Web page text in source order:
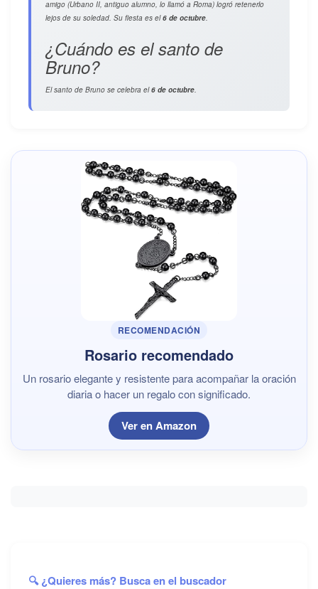
amigo (Urbano II, antiguo alumno, lo llamó a Roma) logró retenerlo
lejos de su soledad. Su fiesta es el6 de octubre.
¿Cuándo es el santo de
Bruno?
El santo de Bruno se celebra el6 de octubre.
RECOMENDACIÓN
Rosario recomendado
Un rosario elegante y resistente para acompañar la oración
diaria o hacer un regalo con significado.
Ver en Amazon
🔍 ¿Quieres más? Busca en el buscador